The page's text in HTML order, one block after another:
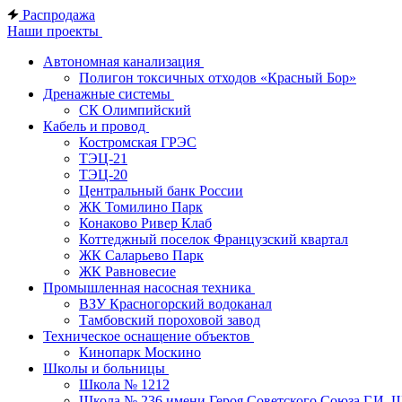
Распродажа
Наши проекты
Автономная канализация
Полигон токсичных отходов «Красный Бор»
Дренажные системы
СК Олимпийский
Кабель и провод
Костромская ГРЭС
ТЭЦ-21
ТЭЦ-20
Центральный банк России
ЖК Томилино Парк
Конаково Ривер Клаб
Коттеджный поселок Французский квартал
ЖК Саларьево Парк
ЖК Равновесие
Промышленная насосная техника
ВЗУ Красногорский водоканал
Тамбовский пороховой завод
Техническое оснащение объектов
Кинопарк Москино
Школы и больницы
Школа № 1212